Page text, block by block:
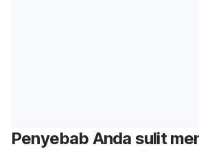
Penyebab Anda sulit